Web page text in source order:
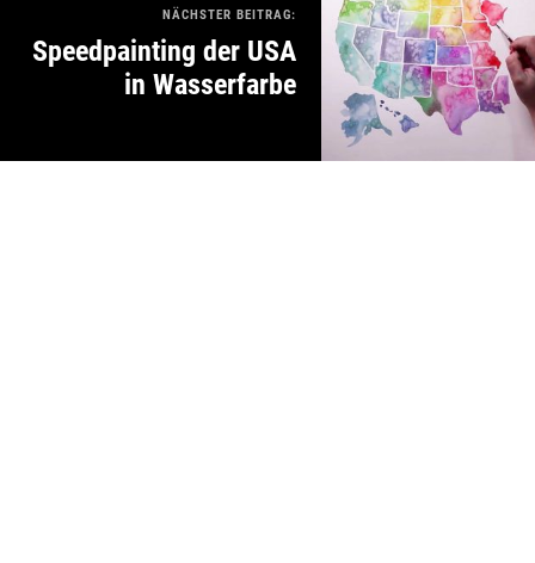
NÄCHSTER BEITRAG:
Speedpainting der USA
in Wasserfarbe